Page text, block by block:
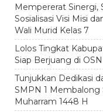
Mempererat Sinergi,
Sosialisasi Visi Misi
Wali Murid Kelas 7
Lolos Tingkat
Siap Berjuang di
Tunjukkan Dedikasi
SMPN 1 Membalong
Muharram 1448 H